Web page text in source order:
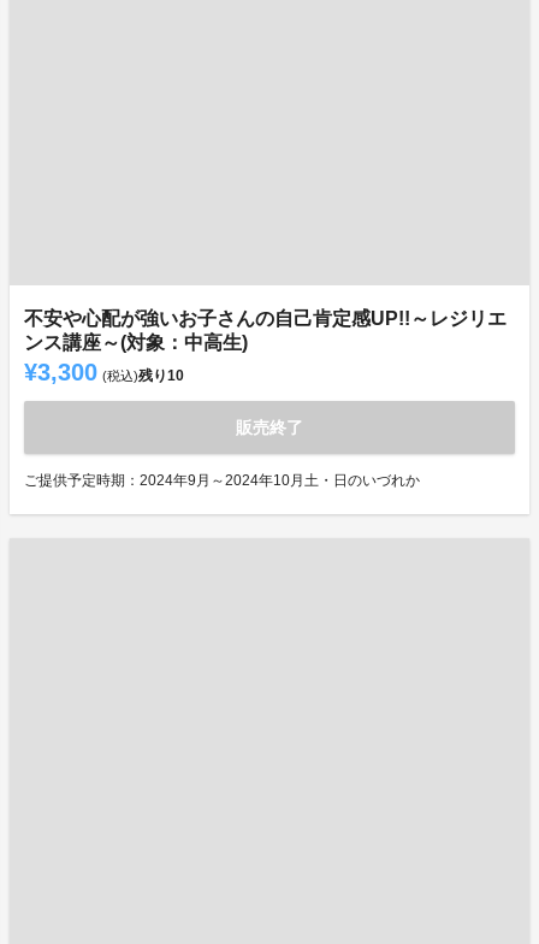
不安や心配が強いお子さんの自己肯定感UP!!～レジリエ
ンス講座～(対象：中高生)
¥3,300 (税込)残り10
販売終了
ご提供予定時期：2024年9月～2024年10月土・日のいづれか